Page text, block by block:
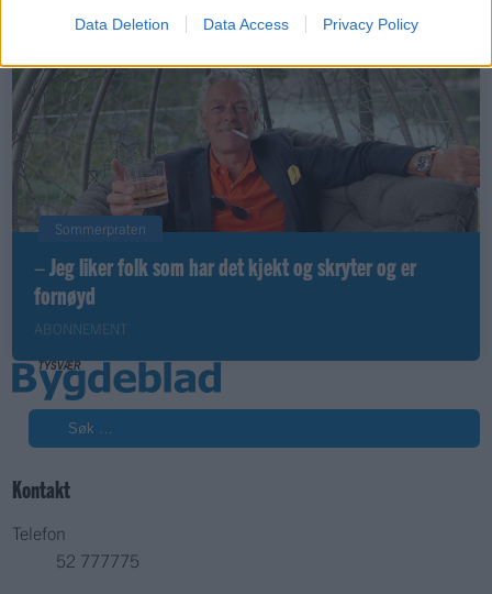
Data Deletion Data Access Privacy Policy
Sommerpraten
– Jeg liker folk som har det kjekt og skryter og er
fornøyd
ABONNEMENT
Kontakt
Telefon
52 777775